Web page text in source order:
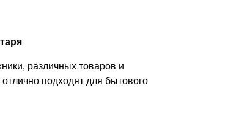
различных товаров и
подходят для бытового